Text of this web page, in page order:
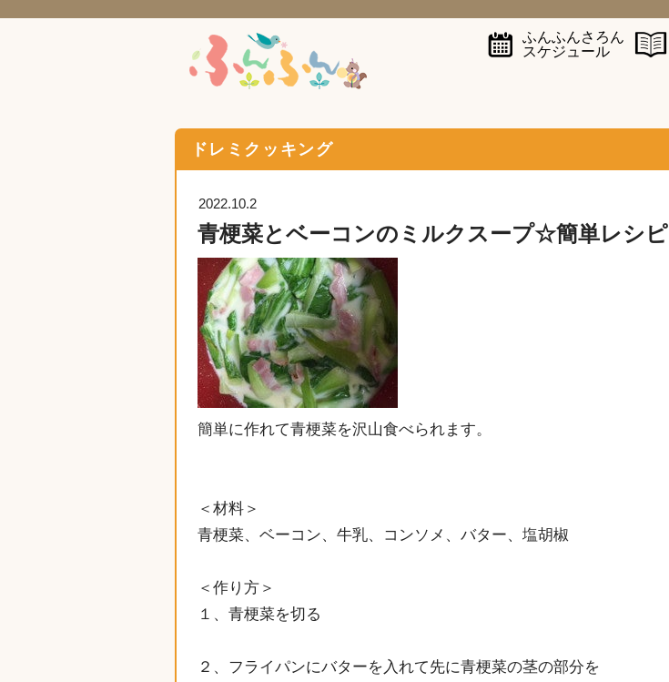
ふんふんさろん
スケジュール
ドレミクッキング
2022.10.2
青梗菜とベーコンのミルクスープ☆簡単レシピ
簡単に作れて青梗菜を沢山食べられます。
＜材料＞
青梗菜、ベーコン、牛乳、コンソメ、バター、塩胡椒
＜作り方＞
１、青梗菜を切る
２、フライパンにバターを入れて先に青梗菜の茎の部分を